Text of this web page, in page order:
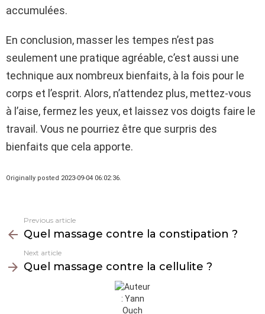
accumulées.
En conclusion, masser les tempes n’est pas
seulement une pratique agréable, c’est aussi une
technique aux nombreux bienfaits, à la fois pour le
corps et l’esprit. Alors, n’attendez plus, mettez-vous
à l’aise, fermez les yeux, et laissez vos doigts faire le
travail. Vous ne pourriez être que surpris des
bienfaits que cela apporte.
Originally posted 2023-09-04 06:02:36.
more
Previous article
Quel massage contre la constipation ?
Next article
Quel massage contre la cellulite ?